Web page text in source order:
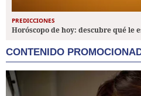
PREDICCIONES
Horóscopo de hoy: descubre qué le
CONTENIDO